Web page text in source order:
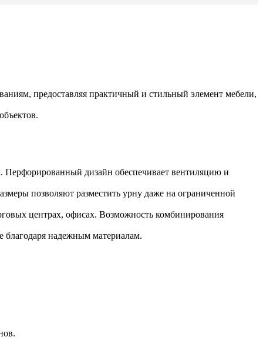
предоставляя практичный и стильный элемент мебели,
Перфорированный дизайн обеспечивает вентиляцию и
позволяют разместить урну даже на ограниченной
центрах, офисах. Возможность комбинирования
благодаря надежным материалам.